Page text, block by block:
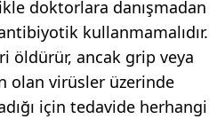
doktorlara danışmadan
kullanmamalıdır.
öldürür, ancak grip veya
olan virüsler üzerinde
için tedavide herhangi